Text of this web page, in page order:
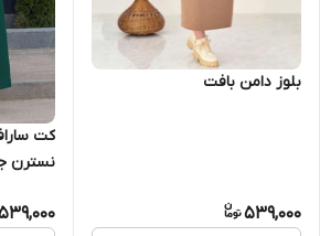
بلوز دامن بافت
539,000
کت
نسترن